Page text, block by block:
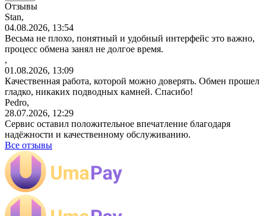
Отзывы
Stan,
04.08.2026, 13:54
Весьма не плохо, понятный и удобный интерфейс это важно,
процесс обмена занял не долгое время.
,
01.08.2026, 13:09
Качественная работа, которой можно доверять. Обмен прошел
гладко, никаких подводных камней. Спасибо!
Pedro,
28.07.2026, 12:29
Сервис оставил положительное впечатление благодаря
надёжности и качественному обслуживанию.
Все отзывы